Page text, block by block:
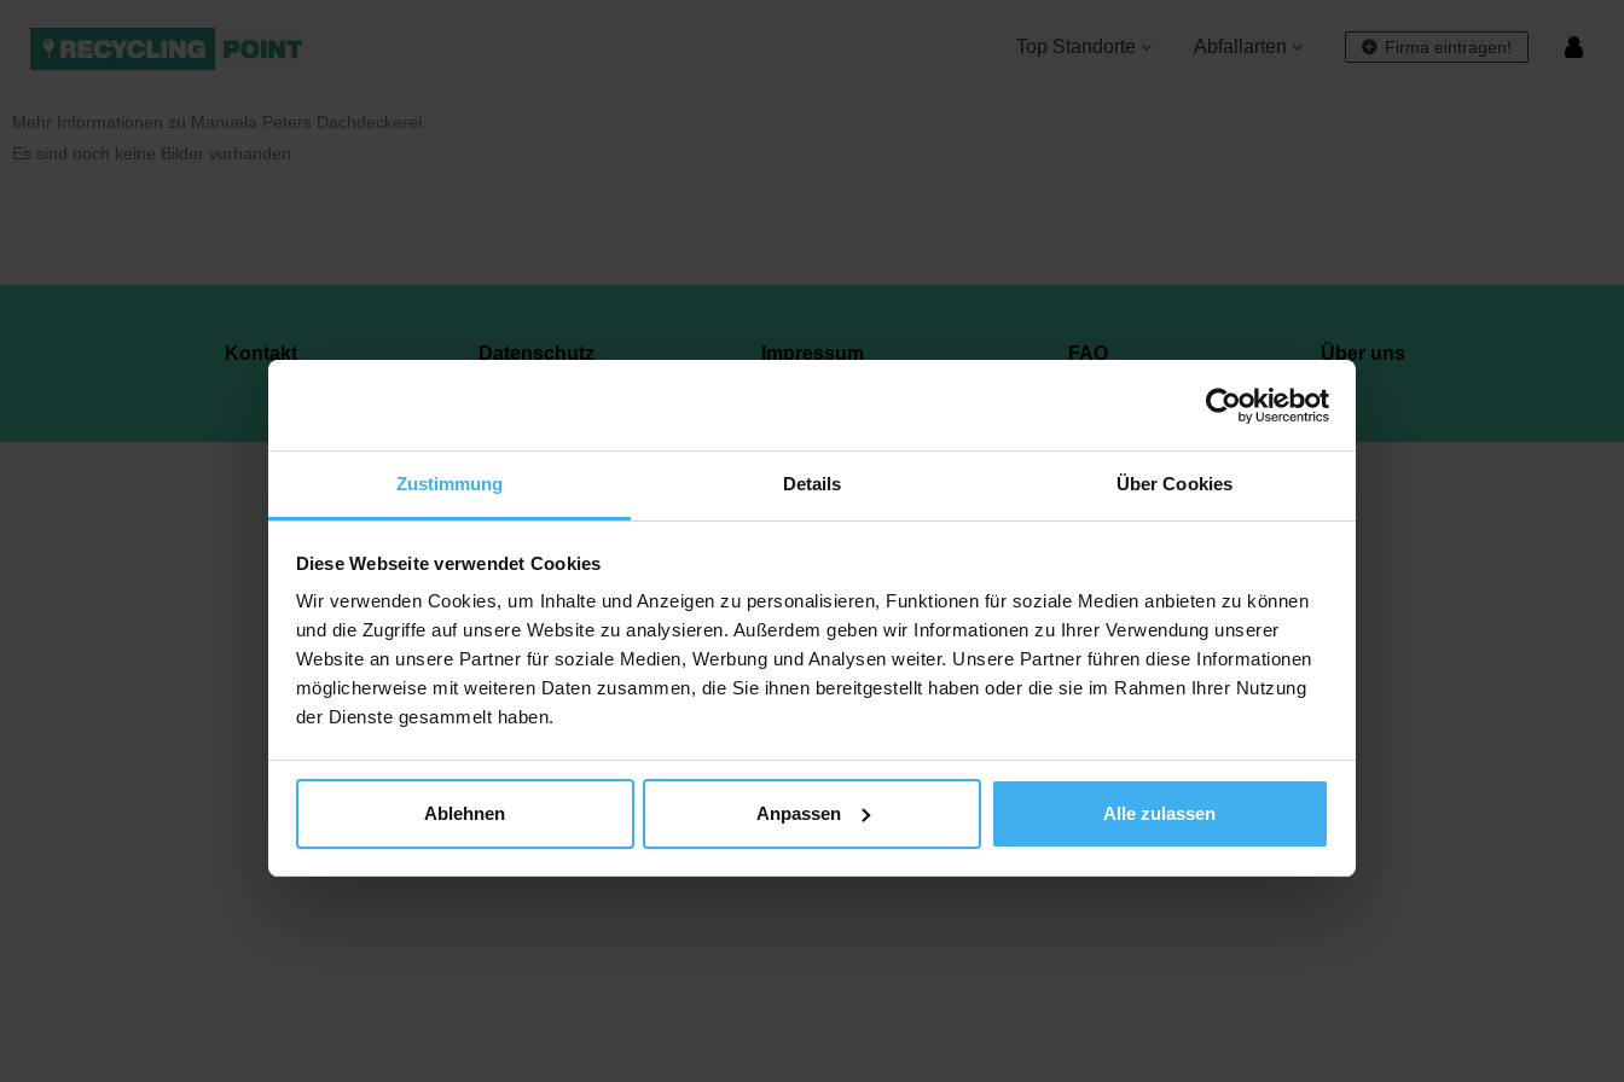
Zustimmung Details Über Cookies
Diese Webseite verwendet Cookies
Wir verwenden Cookies, um Inhalte und Anzeigen zu personalisieren, Funktionen für soziale Medien anbieten zu können
und die Zugriffe auf unsere Website zu analysieren. Außerdem geben wir Informationen zu Ihrer Verwendung unserer
Website an unsere Partner für soziale Medien, Werbung und Analysen weiter. Unsere Partner führen diese Informationen
möglicherweise mit weiteren Daten zusammen, die Sie ihnen bereitgestellt haben oder die sie im Rahmen Ihrer Nutzung
der Dienste gesammelt haben.
Ablehnen Anpassen Alle zulassen
Firma eintragen!
Top Standorte Abfallarten
Mehr Informationen zu Manuela Peters Dachdeckerei
Es sind noch keine Bilder vorhanden.
Kontakt Datenschutz Impressum FAQ Über uns